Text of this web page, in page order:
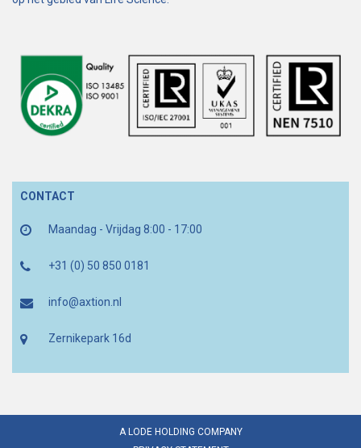
CONTACT
Maandag - Vrijdag 8:00 - 17:00
+31 (0) 50 850 0181
info@axtion.nl
Zernikepark 16d
A LODE HOLDING COMPANY